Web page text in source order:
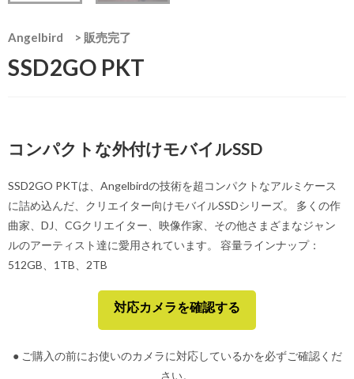
Angelbird > 販売完了
SSD2GO PKT
コンパクトな外付けモバイルSSD
SSD2GO PKTは、Angelbirdの技術を超コンパクトなアルミケース
に詰め込んだ、クリエイター向けモバイルSSDシリーズ。 多くの作
曲家、DJ、CGクリエイター、映像作家、その他さまざまなジャン
ルのアーティスト達に愛用されています。 容量ラインナップ：
512GB、1TB、2TB
対応カメラを確認する
● ご購入の前にお使いのカメラに対応しているかを必ずご確認くだ
さい。